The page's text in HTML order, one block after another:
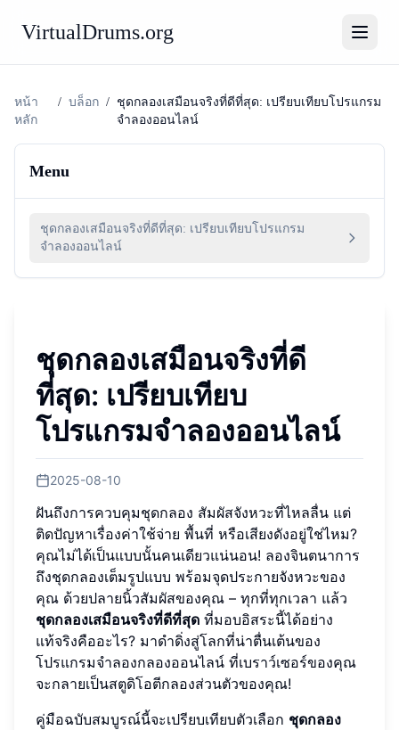
VirtualDrums.org
หน้า
หลัก
/ บล็อก / ชุดกลองเสมือนจริงที่ดีที่สุด: เปรียบเทียบโปรแกรม
จำลองออนไลน์
Menu
ชุดกลองเสมือนจริงที่ดีที่สุด: เปรียบเทียบโปรแกรม
จำลองออนไลน์
ชุดกลองเสมือนจริงที่ดี
ที่สุด: เปรียบเทียบ
โปรแกรมจำลองออนไลน์
2025-08-10
ฝันถึงการควบคุมชุดกลอง สัมผัสจังหวะที่ไหลลื่น แต่
ติดปัญหาเรื่องค่าใช้จ่าย พื้นที่ หรือเสียงดังอยู่ใช่ไหม?
คุณไม่ได้เป็นแบบนั้นคนเดียวแน่นอน! ลองจินตนาการ
ถึงชุดกลองเต็มรูปแบบ พร้อมจุดประกายจังหวะของ
คุณ ด้วยปลายนิ้วสัมผัสของคุณ – ทุกที่ทุกเวลา แล้ว
ชุดกลองเสมือนจริงที่ดีที่สุด ที่มอบอิสระนี้ได้อย่าง
แท้จริงคืออะไร? มาดำดิ่งสู่โลกที่น่าตื่นเต้นของ
โปรแกรมจำลองกลองออนไลน์ ที่เบราว์เซอร์ของคุณ
จะกลายเป็นสตูดิโอตีกลองส่วนตัวของคุณ!
คู่มือฉบับสมบูรณ์นี้จะเปรียบเทียบตัวเลือก ชุดกลอง